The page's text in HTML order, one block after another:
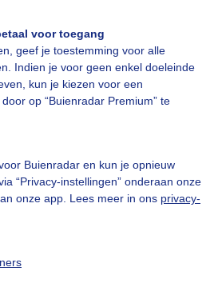
voor toegang
geef je toestemming voor alle
Indien je voor geen enkel doeleinde
kun je kiezen voor een
op “Buienradar Premium” te
Buienradar en kun je opnieuw
“Privacy-instellingen” onderaan onze
onze app. Lees meer in ons privacy-